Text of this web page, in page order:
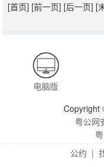
[首页] [前一页] [后一页] [
电脑版
Copyright
粤公网
公约 |